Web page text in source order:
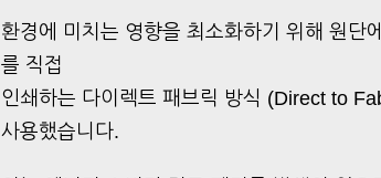
환경에 미치는 영향을 최소화하기 위해 원단
를 직접
인쇄하는 다이렉트 패브릭 방식 (Direct to
사용했습니다.